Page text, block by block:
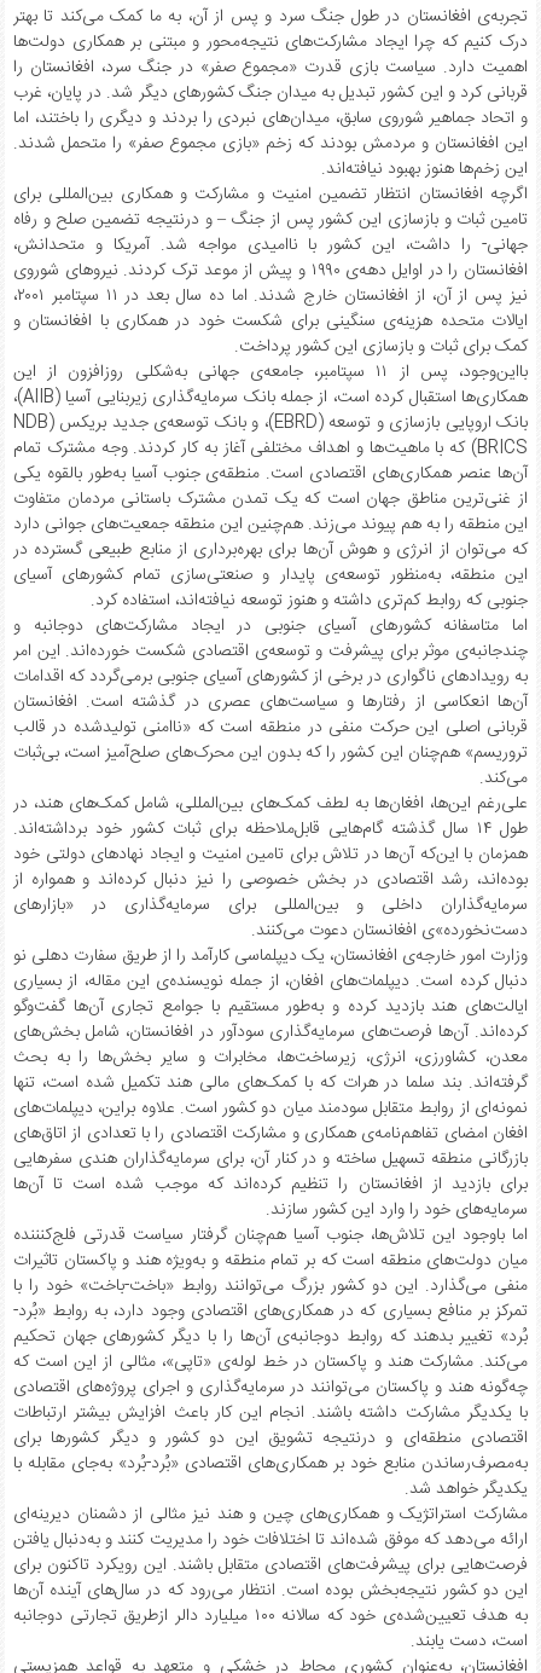
تجربه‌ی افغانستان در طول جنگ سرد و پس از آن، به ما کمک می‌کند تا بهتر
درک کنیم که چرا ایجاد مشارکت‌های نتیجه‌محور و مبتنی بر همکاری دولت‌ها
اهمیت دارد. سیاست بازی قدرت «مجموع صفر» در جنگ سرد، افغانستان را
قربانی کرد و این کشور تبدیل به میدان جنگ کشورهای دیگر شد. در پایان، غرب
و اتحاد جماهیر شوروی سابق، میدان‌های نبردی را بردند و دیگری را باختند، اما
این افغانستان و مردمش بودند که زخم «بازی مجموع صفر» را متحمل شدند.
این زخم‌ها هنوز بهبود نیافته‌اند.
اگرچه افغانستان انتظار تضمین امنیت و مشارکت و همکاری بین‌المللی برای
تامین ثبات و بازسازی این کشور پس از جنگ – و درنتیجه تضمین صلح و رفاه
جهانی- را داشت، این کشور با ناامیدی مواجه شد. آمریکا و متحدانش،
افغانستان را در اوایل دهه‌ی ۱۹۹۰ و پیش از موعد ترک کردند. نیروهای شوروی
نیز پس از آن، از افغانستان خارج شدند. اما ده سال بعد در ۱۱ سپتامبر ۲۰۰۱،
ایالات متحده هزینه‌ی سنگینی برای شکست خود در همکاری با افغانستان و
کمک برای ثبات و بازسازی این کشور پرداخت.
بااین‌وجود، پس از ۱۱ سپتامبر، جامعه‌ی جهانی به‌شکلی روزافزون از این
همکاری‌ها استقبال کرده است، از جمله بانک سرمایه‌گذاری زیربنایی آسیا (AIIB)،
بانک اروپایی بازسازی و توسعه (EBRD)، و بانک توسعه‌ی جدید بریکس (NDB
BRICS) که با ماهیت‌ها و اهداف مختلفی آغاز به کار کردند. وجه مشترک تمام
آن‌ها عنصر همکاری‌های اقتصادی‌ است. منطقه‌ی جنوب آسیا به‌طور بالقوه یکی
از غنی‌ترین مناطق جهان است که یک تمدن مشترک باستانی مردمان متفاوت
این منطقه را به هم پیوند می‌زند. هم‌چنین این منطقه جمعیت‌های جوانی دارد
که می‌توان از انرژی و هوش آن‌ها برای بهره‌برداری از منابع طبیعی گسترده در
این منطقه، به‌منظور توسعه‌ی پایدار و صنعتی‌سازی تمام کشورهای آسیای
جنوبی که روابط کم‌تری داشته و هنوز توسعه نیافته‌اند، استفاده کرد.
اما متاسفانه کشورهای آسیای جنوبی در ایجاد مشارکت‌های دوجانبه و
چندجانبه‌ی موثر برای پیشرفت و توسعه‌ی اقتصادی شکست خورده‌اند. این امر
به رویدادهای ناگواری در برخی از کشورهای آسیای جنوبی برمی‌گردد که اقدامات
آن‌ها انعکاسی از رفتارها و سیاست‌های عصری در گذشته است. افغانستان
قربانی اصلی این حرکت منفی در منطقه است که «ناامنی تولید‌شده در قالب
تروریسم» هم‌چنان این کشور را که بدون این محرک‌های صلح‌آمیز است، بی‌ثبات
می‌کند.
علی‌رغم این‌ها، افغان‌ها به لطف کمک‌های بین‌المللی، شامل کمک‌های هند، در
طول ۱۴ سال گذشته گام‌هایی قابل‌ملاحظه برای ثبات کشور خود برداشته‌اند.
همز‌مان با این‌که آن‌ها در تلاش برای تامین امنیت و ایجاد نهادهای دولتی خود
بوده‌اند، رشد اقتصادی در بخش خصوصی را نیز دنبال کرده‌اند و همواره از
سرمایه‌گذاران داخلی و بین‌المللی برای سرمایه‌گذاری در «بازارهای
دست‌نخورده‌»ی افغانستان دعوت می‌کنند.
وزارت امور خارجه‌ی افغانستان، یک دیپلماسی کارآمد را از طریق سفارت دهلی نو
دنبال کرده است. دیپلمات‌های افغان، از جمله نویسنده‌ی این مقاله، از بسیاری
ایالت‌های هند بازدید کرده و به‌طور مستقیم با جوامع تجاری آن‌ها گفت‌وگو
کرده‌اند. آن‌ها فرصت‌های سرمایه‌گذاری سودآور در افغانستان، شامل بخش‌های
معدن، کشاورزی، انرژی، زیرساخت‌ها، مخابرات و سایر بخش‌ها را به بحث
گرفته‌اند. بند سلما در هرات که با کمک‌های مالی هند تکمیل شده است، تنها
نمونه‌ای از روابط متقابل سودمند میان دو کشور است. علاوه‌ براین، دیپلمات‌های
افغان امضای تفاهم‌نامه‌ی همکاری و مشارکت اقتصادی را با تعدادی از اتاق‌های
بازرگانی منطقه تسهیل ساخته و در کنار آن، برای سرمایه‌گذاران هندی سفرهایی
برای بازدید از افغانستان را تنظیم کرده‌اند که موجب شده است تا آن‌ها
سرمایه‌های خود را وارد این کشور سازند.
اما باوجود این تلاش‌ها، جنوب آسیا هم‌چنان گرفتار سیاست قدرتی فلج‌کنننده
میان دولت‌های منطقه است که بر تمام منطقه و به‌ویژه هند و پاکستان تاثیرات
منفی می‌گذارد. این دو کشور بزرگ می‌توانند روابط «باخت-باخت» خود را با
تمرکز بر منافع بسیاری که در همکاری‌های اقتصادی وجود دارد، به روابط «بُرد-
بُرد» تغییر بدهند که روابط دوجانبه‌ی آن‌ها را با دیگر کشورهای جهان تحکیم
می‌کند. مشارکت هند و پاکستان در خط لوله‌ی «تاپی»، مثالی از این است که
چه‌گونه هند و پاکستان می‌توانند در سرمایه‌گذاری و اجرای پروژه‌های اقتصادی
با یکدیگر مشارکت داشته باشند. انجام این کار باعث افزایش بیشتر ارتباطات
اقتصادی منطقه‌ای و درنتیجه تشویق این دو کشور و دیگر کشورها برای
به‌مصرف‌رساندن منابع خود بر همکاری‌های اقتصادی «بُرد-بُرد» به‌جای مقابله با
یکدیگر خواهد شد.
مشارکت استراتژیک و همکاری‌های چین و هند نیز مثالی از دشمنان دیرینه‌ای
ارائه می‌دهد که موفق شده‌اند تا اختلافات خود را مدیریت کنند و به‌دنبال یافتن
فرصت‌هایی برای پیشرفت‌های اقتصادی متقابل باشند. این رویکرد تاکنون برای
این دو کشور نتیجه‌بخش بوده است. انتظار می‌رود که در سال‌های آینده آن‌ها
به هدف تعیین‌شده‌ی خود که سالانه ۱۰۰ میلیارد دالر ازطریق تجارتی دوجانبه
است، دست یابند.
افغانستان، به‌عنوان کشوری محاط در خشکی و متعهد به قواعد همزیستی